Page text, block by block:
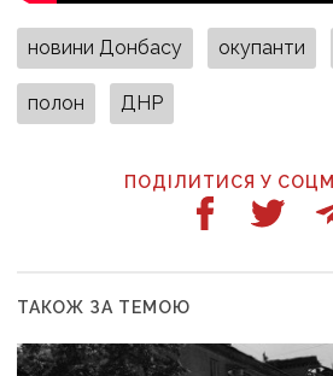
новини Донбасу окупанти
полон ДНР
ПОДІЛИТИСЯ У
ТАКОЖ ЗА ТЕМОЮ